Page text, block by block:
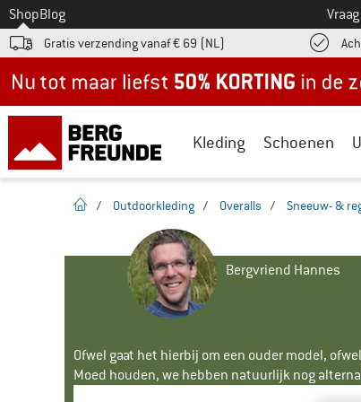
Naar
ShopBlog
Gratis verzending vanaf € 69 (NL)
Kleding Schoenen
Startpagina
/ Outdoorkleding / Overalls / Sneeuw- &
Bergvriend Hannes
Ofwel gaat het hierbij om een ouder model,
Moed houden, we hebben natuurlijk nog